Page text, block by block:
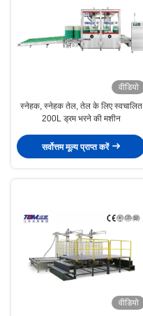
वीडियो
स्नेहक, स्नेहक तेल, तेल के लिए स्वचालित
200L ड्रम भरने की मशीन
सर्वोत्तम मूल्य प्राप्त करें
वीडियो